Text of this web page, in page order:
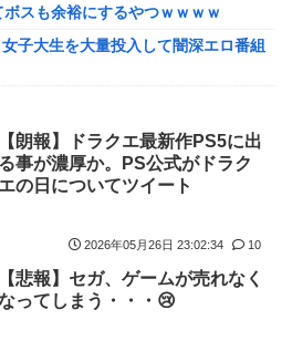
リンクって毎回結ばれずに別の相手
…？
社も一斉に韓国サッカー協会を巡る
国際的な信用失墜の危機‥」
ｗ
の検査してみた…みんなこれわかる
ん、ガチで最強の新能力を登場させ
、限界突破
リマスター」発売日が2/16に決定！
スも余裕にするやつｗｗｗｗ
子大生を大量投入して闇深エロ番組
の検査してみた…みんなこれわかる
ガイすぎるwwwwww
浴衣を着た写真を投稿して叩かれる
価されるｗｗｗｗｗｗｗｗｗｗｗｗ
【朗報】ドラクエ最新作PS5に出
る事が濃厚か。PS公式がドラク
エの日についてツイート
2026年05月26日 23:02:34 10
【悲報】セガ、ゲームが売れなく
ってしまう・・・😢